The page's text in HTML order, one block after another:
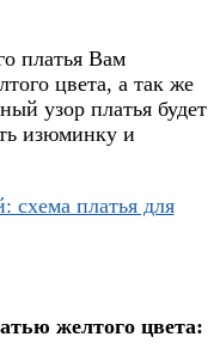
платья Вам
цвета, а так же
узор платья будет
изюминку и
желтого цвета: